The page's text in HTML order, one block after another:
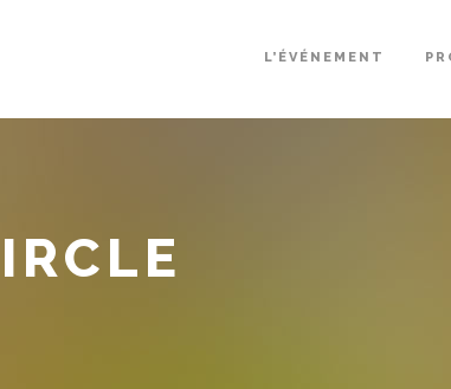
L’ÉVÉNEMENT